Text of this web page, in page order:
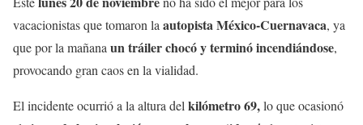
vacacionistas que tomaron la autopista México-Cuernavaca, ya
que por la mañana un tráiler chocó y terminó incendiándose,
provocando gran caos en la vialidad.
El incidente ocurrió a la altura del kilómetro 69,lo que ocasionó